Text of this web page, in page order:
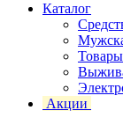
Каталог
Товары
Акции